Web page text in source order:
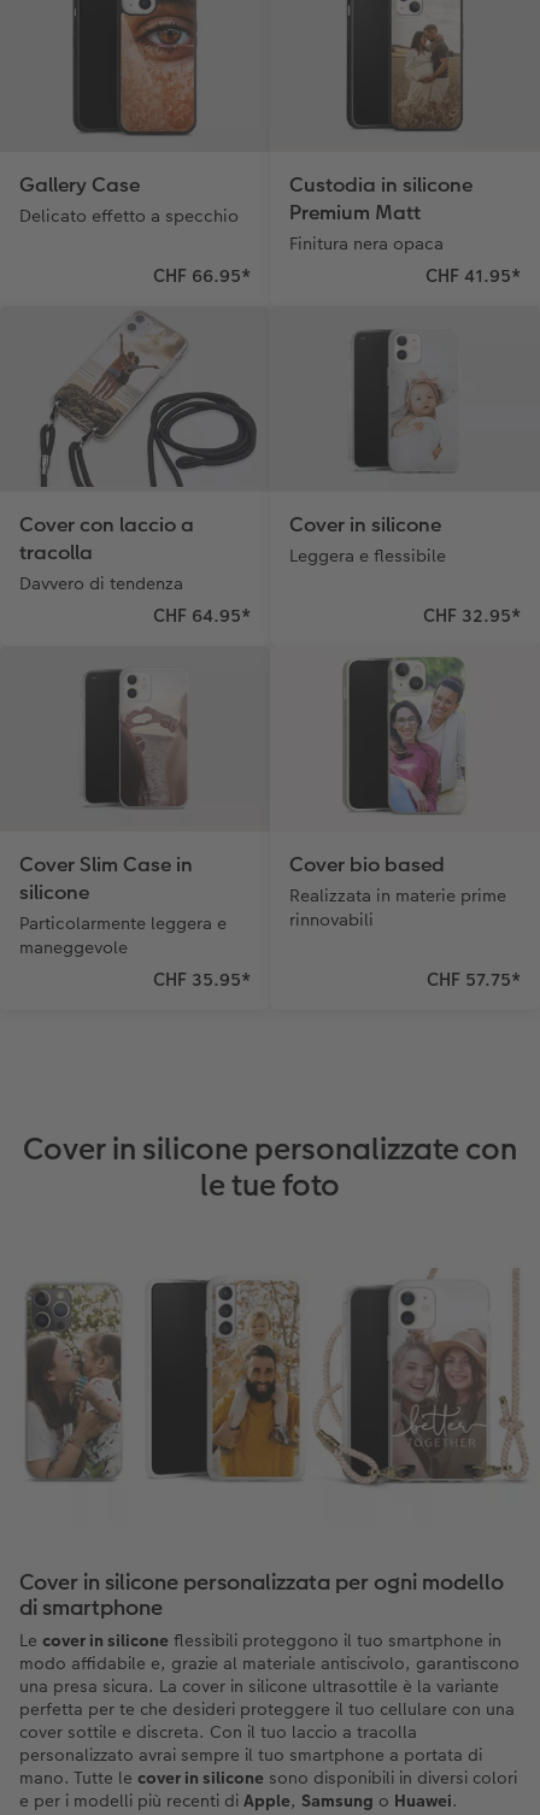
Storie dei clienti
Coffeetable Book «Art Collection»
Poster su forex
Mosaico
Accessori
Idee regalo
Buono regalo CEWE
Novità
Gallery Case
Delicato effetto a specchio
CHF 66.95*
Custodia in silicone
Premium Matt
Finitura nera opaca
CHF 41.95*
Cover con laccio a
tracolla
Davvero di tendenza
CHF 64.95*
Cover in silicone
Leggera e flessibile
CHF 32.95*
Cover Slim Case in
silicone
Particolarmente leggera e
maneggevole
CHF 35.95*
Cover bio based
Realizzata in materie prime
rinnovabili
CHF 57.75*
Cover in silicone personalizzate con
le tue foto
Cover in silicone personalizzata per ogni modello
di smartphone
Le cover in silicone flessibili proteggono il tuo smartphone in
modo affidabile e, grazie al materiale antiscivolo, garantiscono
una presa sicura. La cover in silicone ultrasottile è la variante
perfetta per te che desideri proteggere il tuo cellulare con una
cover sottile e discreta. Con il tuo laccio a tracolla
personalizzato avrai sempre il tuo smartphone a portata di
mano. Tutte le cover in silicone sono disponibili in diversi colori
e per i modelli più recenti di Apple, Samsung o Huawei.